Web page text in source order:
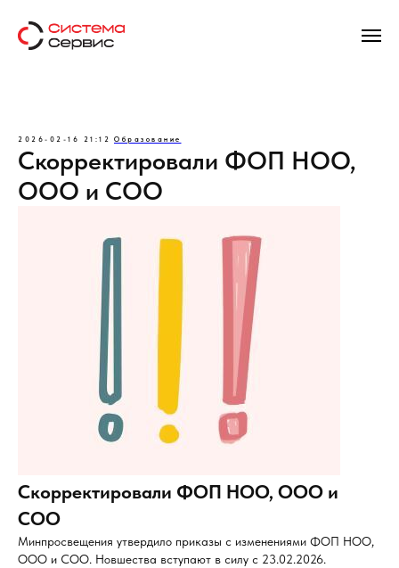
2026-02-16 21:12 Образование
Скорректировали ФОП НОО,
ООО и СОО
Скорректировали ФОП НОО, ООО и
СОО
Минпросвещения утвердило приказы с изменениями ФОП НОО,
ООО и СОО. Новшества вступают в силу с 23.02.2026.